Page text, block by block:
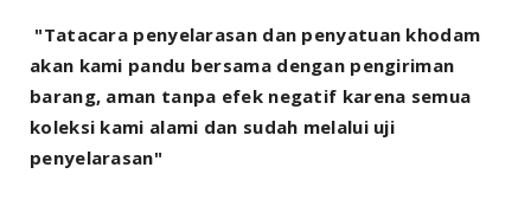
"Tatacara penyelarasan dan penyatuan khodam
akan kami pandu bersama dengan pengiriman
barang, aman tanpa efek negatif karena semua
koleksi kami alami dan sudah melalui uji
penyelarasan"